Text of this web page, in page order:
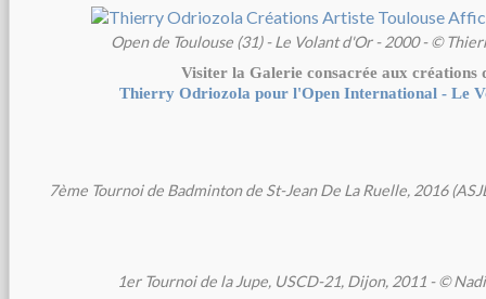
Open de Toulouse (31) - Le Volant d'Or - 2000 - ©
Visiter la Galerie consacrée aux créations
Thierry Odriozola pour l'Open International - Le
7ème Tournoi de Badminton de St-Jean De La Ruelle, 2016
1er Tournoi de la Jupe, USCD-21, Dijon, 2011 - ©